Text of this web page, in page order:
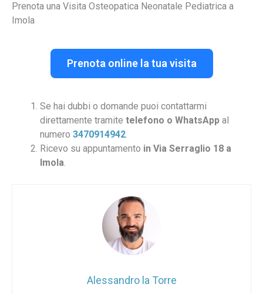
Prenota una Visita Osteopatica Neonatale Pediatrica a
Imola
Prenota online la tua visita
Se hai dubbi o domande puoi contattarmi
direttamente tramite telefono o WhatsApp al
numero 3470914942.
Ricevo su appuntamento in Via Serraglio 18 a
Imola.
Alessandro la Torre